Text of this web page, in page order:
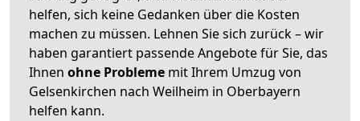
helfen, sich keine Gedanken über die Kosten
machen zu müssen. Lehnen Sie sich zurück – wir
haben garantiert passende Angebote für Sie, das
Ihnen ohne Probleme mit Ihrem Umzug von
Gelsenkirchen nach Weilheim in Oberbayern
helfen kann.